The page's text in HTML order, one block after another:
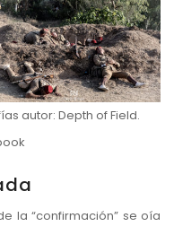
autor: Depth of Field.
la “confirmación” se oía